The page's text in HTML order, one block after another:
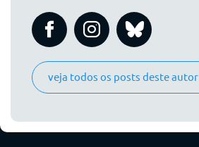
veja todos os posts deste autor